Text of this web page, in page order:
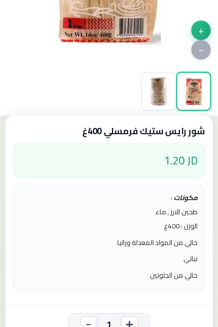
+
−
شور رايس ستيك فرمسلي 400غ
1.20 JD
مكونات:
طحين الارز , ماء
الوزن : 400غ
خالي من المواد المعدلة وراثيا
نباتي
خالي من الجلوتين